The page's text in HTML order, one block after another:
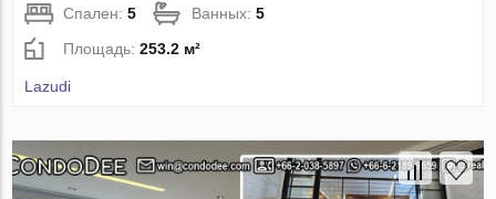
Спален:5 Ванных:5
Площадь:253.2 м²
Lazudi